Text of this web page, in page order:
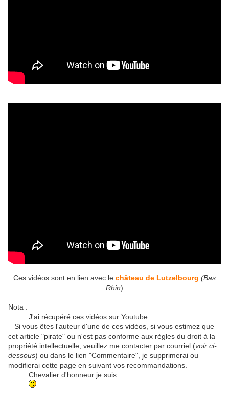
Ces vidéos sont en lien avec le château de Lutzelbourg (Bas
Rhin)
Nota :
J'ai récupéré ces vidéos sur Youtube.
Si vous êtes l'auteur d'une de ces vidéos, si vous estimez que
cet article "pirate" ou n'est pas conforme aux règles du droit à la
propriété intellectuelle, veuillez me contacter par courriel (voir ci-
dessous) ou dans le lien "Commentaire", je supprimerai ou
modifierai cette page en suivant vos recommandations.
Chevalier d'honneur je suis.